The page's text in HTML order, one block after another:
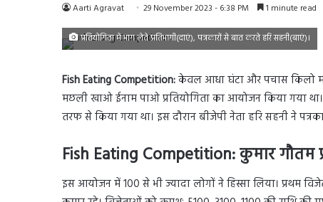
Aarti Agravat 29 November 2023 - 6:38 PM 1 minute read
प्रतियोगिता में भाग लेते प्रतिभागी(दाएं), पत्रकारों से बात करते हरि सहनी(बाएं)।
Fish Eating Competition:केवल आधा घंटा और पचास किलो
मछली खाओ ईनाम पाओ प्रतियोगिता का आयोजन किया गया
तरफ से किया गया था। इस दौरान बीजेपी नेता हरि सहनी ने
Fish Eating Competition: कुमार गौतम
इस आयोजन में 100 से भी ज्यादा लोगों ने हिस्सा लिया। प्रथम